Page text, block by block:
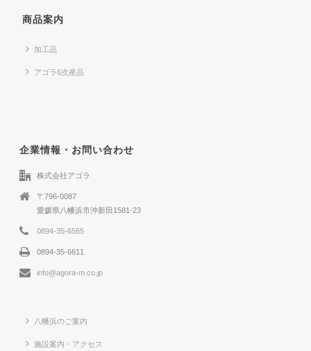
商品案内
加工品
アゴラ6次産品
企業情報・お問い合わせ
株式会社アゴラ
〒796-0087
愛媛県八幡浜市沖新田1581-23
0894-35-6565
0894-35-6611
info@agora-m.co.jp
八幡浜のご案内
施設案内・アクセス